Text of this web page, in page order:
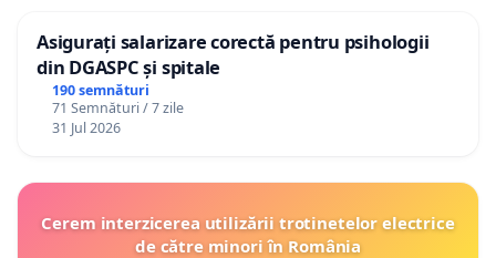
Asigurați salarizare corectă pentru psihologii
din DGASPC și spitale
190 semnături
71 Semnături / 7 zile
31 Jul 2026
Cerem interzicerea utilizării trotinetelor electrice
de către minori în România